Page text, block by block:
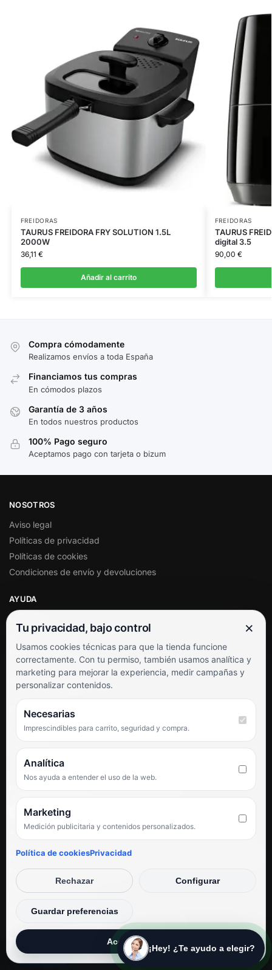
FREIDORAS
TAURUS FREIDORA FRY SOLUTION 1.5L
2000W
36,11 €
Añadir al carrito
FREIDORAS
TAURUS
digital 3.5
90,00 €
Compra cómodamente
Realizamos envíos a toda España
Financiamos tus compras
En cómodos plazos
Garantía de 3 años
En todos nuestros productos
100% Pago seguro
Aceptamos pago con tarjeta o bizum
NOSOTROS
Aviso legal
Políticas de privacidad
Políticas de cookies
Condiciones de envío y devoluciones
AYUDA
Soporte al cliente
Contacto
Términos y condiciones
Preguntas frecuentes
SÍGUENOS
Facebook
TikTok
PUNTUACIÓN DE 4,6 SOBRE 5 EN GOOGLE
★★★★★
Hemos comprado en varias ocasiones y siempre dan respuesta.
Espectacular, servicio de 10.»
Iván Rodríguez Ramos
© Electrodirecto 2026
Desarrollo y mantenimiento por SitiosWebPRO
¡Hey! ¿Te ayudo a elegir?
Tu privacidad, bajo control ×
Usamos cookies técnicas para que la tienda funcione
correctamente. Con tu permiso, también usamos analítica y
marketing para mejorar la experiencia, medir campañas y
personalizar contenidos.
Necesarias
Imprescindibles para carrito, seguridad y compra.
Analítica
Nos ayuda a entender el uso de la web.
Marketing
Medición publicitaria y contenidos personalizados.
Política de cookiesPrivacidad
Rechazar Configurar
Guardar preferencias
Aceptar todas
Privacidad